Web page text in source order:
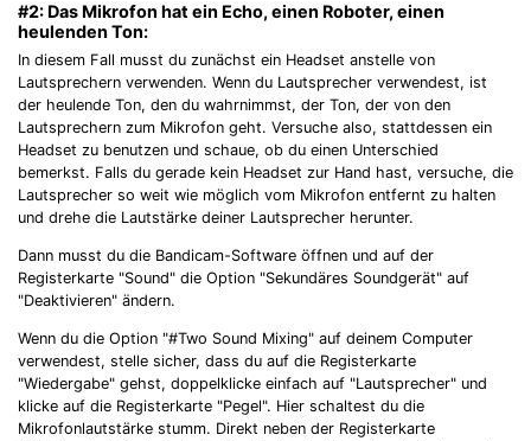
#2: Das Mikrofon hat ein Echo, einen Roboter, einen
heulenden Ton:
In diesem Fall musst du zunächst ein Headset anstelle von
Lautsprechern verwenden. Wenn du Lautsprecher verwendest, ist
der heulende Ton, den du wahrnimmst, der Ton, der von den
Lautsprechern zum Mikrofon geht. Versuche also, stattdessen ein
Headset zu benutzen und schaue, ob du einen Unterschied
bemerkst. Falls du gerade kein Headset zur Hand hast, versuche, die
Lautsprecher so weit wie möglich vom Mikrofon entfernt zu halten
und drehe die Lautstärke deiner Lautsprecher herunter.
Dann musst du die Bandicam-Software öffnen und auf der
Registerkarte "Sound" die Option "Sekundäres Soundgerät" auf
"Deaktivieren" ändern.
Wenn du die Option "#Two Sound Mixing" auf deinem Computer
verwendest, stelle sicher, dass du auf die Registerkarte
"Wiedergabe" gehst, doppelklicke einfach auf "Lautsprecher" und
klicke auf die Registerkarte "Pegel". Hier schaltest du die
Mikrofonlautstärke stumm. Direkt neben der Registerkarte